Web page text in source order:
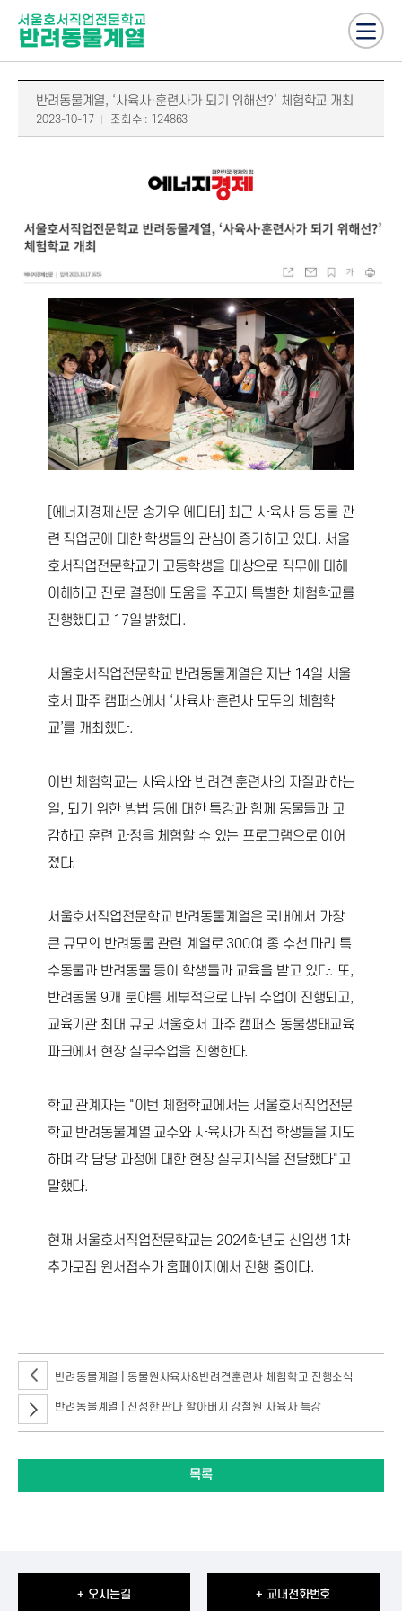
반려동물계열, ‘사육사·훈련사가 되기 위해선?’ 체험학교 개최
2023-10-17 조회수 : 124863
[에너지경제신문 송기우 에디터] 최근 사육사 등 동물 관
련 직업군에 대한 학생들의 관심이 증가하고 있다. 서울
호서직업전문학교가 고등학생을 대상으로 직무에 대해
이해하고 진로 결정에 도움을 주고자 특별한 체험학교를
진행했다고 17일 밝혔다.
서울호서직업전문학교 반려동물계열은 지난 14일 서울
호서 파주 캠퍼스에서 ‘사육사·훈련사 모두의 체험학
교’를 개최했다.
이번 체험학교는 사육사와 반려견 훈련사의 자질과 하는
일, 되기 위한 방법 등에 대한 특강과 함께 동물들과 교
감하고 훈련 과정을 체험할 수 있는 프로그램으로 이어
졌다.
서울호서직업전문학교 반려동물계열은 국내에서 가장
큰 규모의 반려동물 관련 계열로 300여 종 수천 마리 특
수동물과 반려동물 등이 학생들과 교육을 받고 있다. 또,
반려동물 9개 분야를 세부적으로 나눠 수업이 진행되고,
교육기관 최대 규모 서울호서 파주 캠퍼스 동물생태교육
파크에서 현장 실무수업을 진행한다.
학교 관계자는 "이번 체험학교에서는 서울호서직업전문
학교 반려동물계열 교수와 사육사가 직접 학생들을 지도
하며 각 담당 과정에 대한 현장 실무지식을 전달했다"고
말했다.
현재 서울호서직업전문학교는 2024학년도 신입생 1차
추가모집 원서접수가 홈페이지에서 진행 중이다.
반려동물계열 | 동물원사육사&반려견훈련사 체험학교 진행소식
반려동물계열 | 진정한 판다 할아버지 강철원 사육사 특강
목록
+ 오시는길 + 교내전화번호